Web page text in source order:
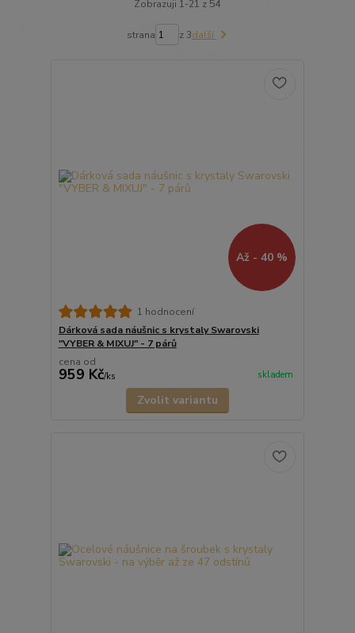
Zobrazuji 1-21 z 54
strana z 3další
Až - 40 %
1 hodnocení
Dárková sada náušnic s krystaly Swarovski
"VYBER & MIXUJ" - 7 párů
cena od
959 Kč/ks skladem
Zvolit variantu